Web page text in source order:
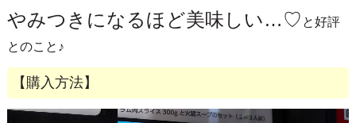
やみつきになるほど美味しい…♡ と好評
とのこと♪
【購入方法】